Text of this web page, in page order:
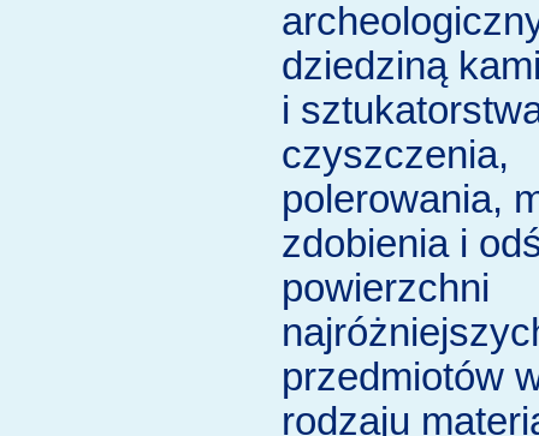
dziedziną
i
czyszczenia,
polerowania,
zdobienia i
powierzchni
przedmiotów
rodzaju